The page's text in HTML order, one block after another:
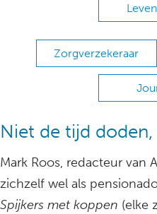
Zorgverzekeraar
Niet de tijd
Mark Roos, redacteur van
zichzelf wel als
Spijkers met koppen (elke